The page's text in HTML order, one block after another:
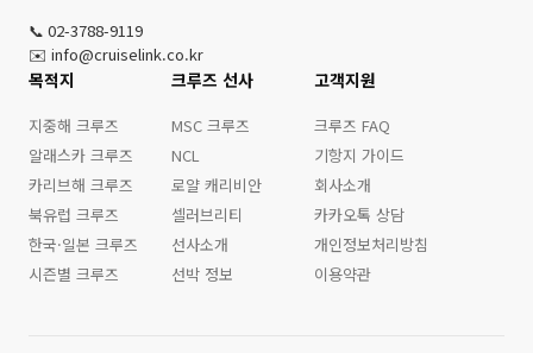
📞 02-3788-9119
✉️ info@cruiselink.co.kr
목적지
지중해 크루즈
알래스카 크루즈
카리브해 크루즈
북유럽 크루즈
한국·일본 크루즈
시즌별 크루즈
크루즈 선사
MSC 크루즈
NCL
로얄 캐리비안
셀러브리티
선사소개
선박 정보
고객지원
크루즈 FAQ
기항지 가이드
회사소개
카카오톡 상담
개인정보처리방침
이용약관